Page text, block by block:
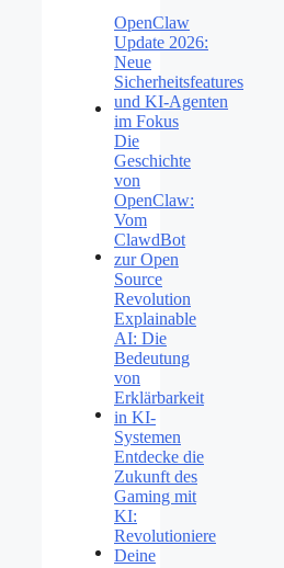
OpenClaw
Update 2026:
Neue
Sicherheitsfeatures
und KI-Agenten
im Fokus
Die
Geschichte
von
OpenClaw:
Vom
ClawdBot
zur Open
Source
Revolution
Explainable
AI: Die
Bedeutung
von
Erklärbarkeit
in KI-
Systemen
Entdecke die
Zukunft des
Gaming mit
KI:
Revolutioniere
Deine